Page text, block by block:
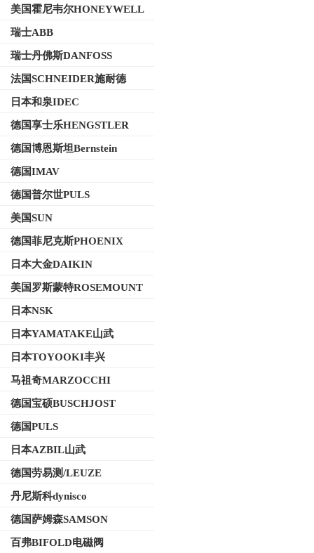
美国霍尼韦尔HONEYWELL
瑞士ABB
瑞士丹佛斯DANFOSS
法国SCHNEIDER施耐德
日本和泉IDEC
德国享士乐HENGSTLER
德国博恩斯坦Bernstein
德国IMAV
德国普尔世PULS
美国SUN
德国菲尼克斯PHOENIX
日本大金DAIKIN
美国罗斯蒙特ROSEMOUNT
日本NSK
日本YAMATAKE山武
日本TOYOOKI丰兴
马祖奇MARZOCCHI
德国宝硕BUSCHJOST
德国PULS
日本AZBIL山武
德国劳易测/LEUZE
丹尼斯科dynisco
德国萨姆森SAMSON
百弗BIFOLD电磁阀